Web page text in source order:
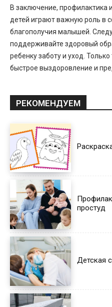
В заключение, профилактика
детей играют важную роль в
благополучия малышей.
поддерживайте здоровый
ребенку заботу и уход.
быстрое выздоровление и
РЕКОМЕНДУЕМ
простуд
Детская